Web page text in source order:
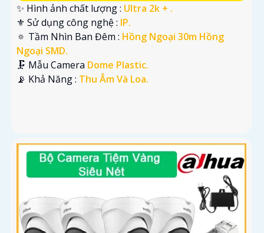
✨ Hình ảnh chất lượng : Ultra 2k + .
⚜️ Sử dụng công nghệ : IP.
🔅 Tầm Nhìn Ban Đêm : Hồng Ngoại 30m Hồng
Ngoại SMD.
🗜️ Mẫu Camera Dome Plastic.
️📡 Khả Năng : Thu Âm Và Loa.